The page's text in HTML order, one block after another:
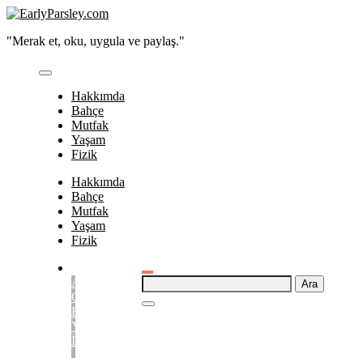
Skip
content
"Merak et, oku, uygula ve paylaş."
Hakkımda
Bahçe
Mutfak
Yaşam
Fizik
Hakkımda
Bahçe
Mutfak
Yaşam
Fizik
Arama:
Aylara
Göre
Bahçede
Yapılacak
İşler